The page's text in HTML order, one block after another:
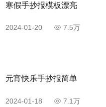
寒假手抄报模板漂亮
2024-01-20 7.5万
元宵快乐手抄报简单
2024-01-18 7.1万